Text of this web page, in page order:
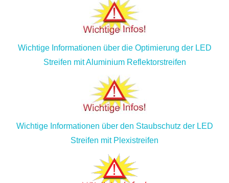
Wichtige Informationen über die Optimierung der LED
Streifen mit Aluminium Reflektorstreifen
Wichtige Informationen über den Staubschutz der LED
Streifen mit Plexistreifen